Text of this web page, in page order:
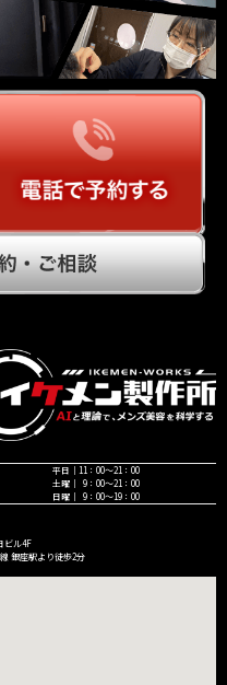
平日｜11：00〜21：00
土曜｜ 9：00〜21：00
日曜｜ 9：00〜19：00
ビル4F
銀座駅より徒歩2分